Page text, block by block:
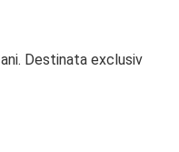
Destinata exclusiv